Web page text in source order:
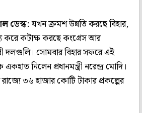
ডেস্ক:যখন ক্রমশ উন্নতি করছে বিহার,
করে কটাক্ষ করছে কংগ্রেস আর
সোমবার বিহার সফরে এই
নিলেন প্রধানমন্ত্রী নরেন্দ্র মোদি।
৩৬ হাজার কোটি টাকার প্রকল্পের